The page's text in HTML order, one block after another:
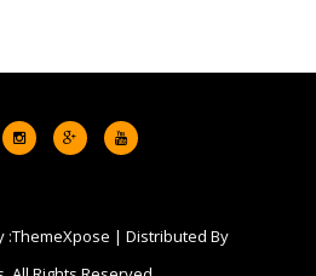
:ThemeXpose | Distributed By